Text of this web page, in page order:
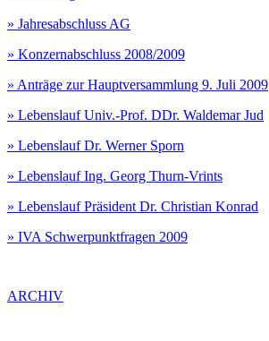
» Jahresabschluss AG
» Konzernabschluss 2008/2009
» Anträge zur Hauptversammlung 9. Juli 2009
» Lebenslauf Univ.-Prof. DDr. Waldemar Jud
» Lebenslauf Dr. Werner Sporn
» Lebenslauf Ing. Georg Thurn-Vrints
» Lebenslauf Präsident Dr. Christian Konrad
» IVA Schwerpunktfragen 2009
ARCHIV